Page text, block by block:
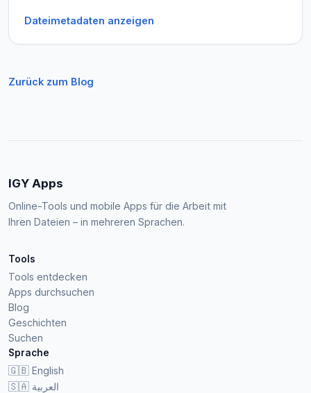
Dateimetadaten anzeigen
Zurück zum Blog
IGY Apps
Online-Tools und mobile Apps für die Arbeit mit
Ihren Dateien – in mehreren Sprachen.
Tools
Tools entdecken
Apps durchsuchen
Blog
Geschichten
Suchen
Sprache
🇬🇧 English
🇸🇦 العربية